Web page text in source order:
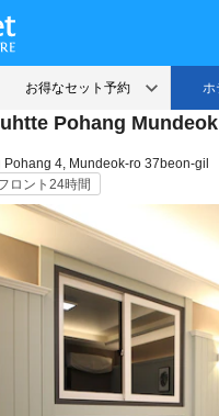
Pohang Mundeok
Pohang 4, Mundeok-ro 37beon-gil
ロント24時間